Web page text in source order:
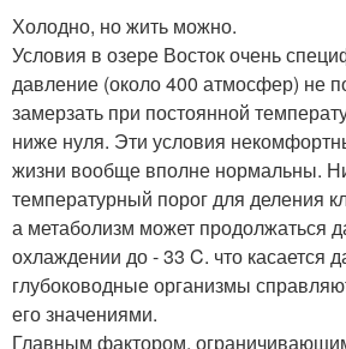
Холодно, но жить можно.
Условия в озере Восток очень
давление (около 400 атмосфер) не
замерзать при постоянной
ниже нуля. Эти условия
жизни вообще вполне нормальны.
температурный порог для деления
а метаболизм может продолжаться
охлаждении до - 33 C. что касается
глубоководные организмы
его значениями.
Главным фактором,